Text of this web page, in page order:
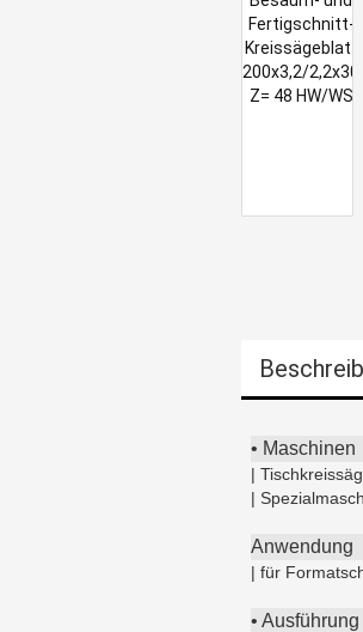
• Maschinen
|
|
Anwendung
| für
• Ausführung